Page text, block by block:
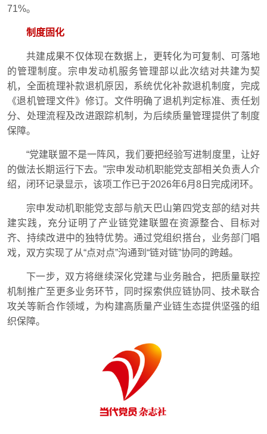
71%。
制度固化
共建成果不仅体现在数据上，更转化为可复制、可落地
的管理制度。宗申发动机服务管理部以此次结对共建为契
机，全面梳理补款退机原因，系统优化补款退机制度，完成
《退机管理文件》修订。文件明确了退机判定标准、责任划
分、处理流程及改进跟踪机制，为后续质量管理提供了制度
保障。
“党建联盟不是一阵风，我们要把经验写进制度里，让好
的做法长期运行下去。”宗申发动机职能党支部相关负责人介
绍， 闭环记录显示，该项工作已于2026年6月8日完成闭环。
宗申发动机职能党支部与航天巴山第四党支部的结对共
建实践，充分证明了产业链党建联盟在资源整合、目标对
齐、持续改进中的独特优势。通过党组织搭台，业务部门唱
戏，双方实现了从“点对点”沟通到“链对链”协同的跨越。
下一步，双方将继续深化党建与业务融合，把质量联控
机制推广至更多业务环节，同时探索供应链协同、技术联合
攻关等新合作领域，为构建高质量产业链生态提供坚强的组
织保障。